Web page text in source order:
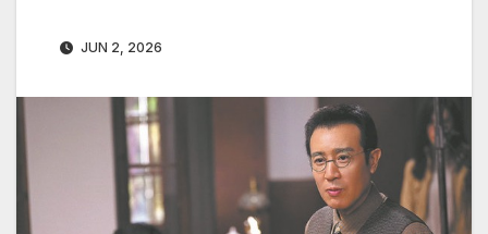
JUN 2, 2026